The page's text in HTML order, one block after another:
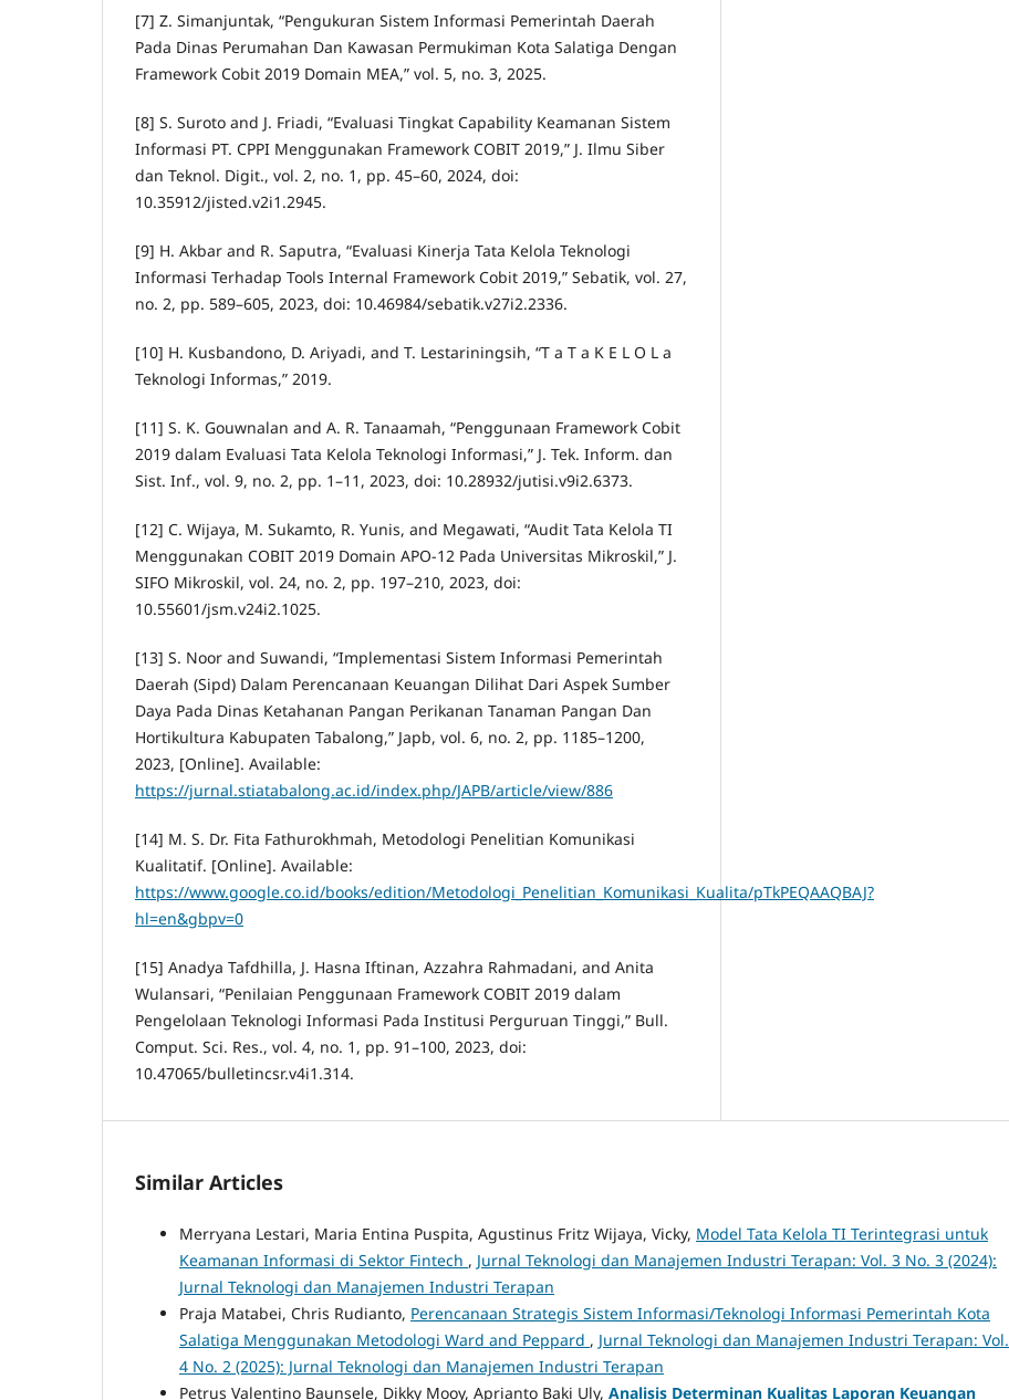
[7] Z. Simanjuntak, “Pengukuran Sistem Informasi Pemerintah Daerah
Pada Dinas Perumahan Dan Kawasan Permukiman Kota Salatiga Dengan
Framework Cobit 2019 Domain MEA,” vol. 5, no. 3, 2025.
[8] S. Suroto and J. Friadi, “Evaluasi Tingkat Capability Keamanan Sistem
Informasi PT. CPPI Menggunakan Framework COBIT 2019,” J. Ilmu Siber
dan Teknol. Digit., vol. 2, no. 1, pp. 45–60, 2024, doi:
10.35912/jisted.v2i1.2945.
[9] H. Akbar and R. Saputra, “Evaluasi Kinerja Tata Kelola Teknologi
Informasi Terhadap Tools Internal Framework Cobit 2019,” Sebatik, vol. 27,
no. 2, pp. 589–605, 2023, doi: 10.46984/sebatik.v27i2.2336.
[10] H. Kusbandono, D. Ariyadi, and T. Lestariningsih, “T a T a K E L O L a
Teknologi Informas,” 2019.
[11] S. K. Gouwnalan and A. R. Tanaamah, “Penggunaan Framework Cobit
2019 dalam Evaluasi Tata Kelola Teknologi Informasi,” J. Tek. Inform. dan
Sist. Inf., vol. 9, no. 2, pp. 1–11, 2023, doi: 10.28932/jutisi.v9i2.6373.
[12] C. Wijaya, M. Sukamto, R. Yunis, and Megawati, “Audit Tata Kelola TI
Menggunakan COBIT 2019 Domain APO-12 Pada Universitas Mikroskil,” J.
SIFO Mikroskil, vol. 24, no. 2, pp. 197–210, 2023, doi:
10.55601/jsm.v24i2.1025.
[13] S. Noor and Suwandi, “Implementasi Sistem Informasi Pemerintah
Daerah (Sipd) Dalam Perencanaan Keuangan Dilihat Dari Aspek Sumber
Daya Pada Dinas Ketahanan Pangan Perikanan Tanaman Pangan Dan
Hortikultura Kabupaten Tabalong,” Japb, vol. 6, no. 2, pp. 1185–1200,
2023, [Online]. Available:
https://jurnal.stiatabalong.ac.id/index.php/JAPB/article/view/886
[14] M. S. Dr. Fita Fathurokhmah, Metodologi Penelitian Komunikasi
Kualitatif. [Online]. Available:
https://www.google.co.id/books/edition/Metodologi_Penelitian_Komunikasi_Kualita/pTkPEQAAQBAJ?
hl=en&gbpv=0
[15] Anadya Tafdhilla, J. Hasna Iftinan, Azzahra Rahmadani, and Anita
Wulansari, “Penilaian Penggunaan Framework COBIT 2019 dalam
Pengelolaan Teknologi Informasi Pada Institusi Perguruan Tinggi,” Bull.
Comput. Sci. Res., vol. 4, no. 1, pp. 91–100, 2023, doi:
10.47065/bulletincsr.v4i1.314.
Similar Articles
Merryana Lestari, Maria Entina Puspita, Agustinus Fritz Wijaya, Vicky, Model Tata Kelola TI Terintegrasi untuk
Keamanan Informasi di Sektor Fintech , Jurnal Teknologi dan Manajemen Industri Terapan: Vol. 3 No. 3 (2024):
Jurnal Teknologi dan Manajemen Industri Terapan
Praja Matabei, Chris Rudianto, Perencanaan Strategis Sistem Informasi/Teknologi Informasi Pemerintah Kota
Salatiga Menggunakan Metodologi Ward and Peppard , Jurnal Teknologi dan Manajemen Industri Terapan: Vol.
4 No. 2 (2025): Jurnal Teknologi dan Manajemen Industri Terapan
Petrus Valentino Baunsele, Dikky Mooy, Aprianto Baki Uly, Analisis Determinan Kualitas Laporan Keuangan